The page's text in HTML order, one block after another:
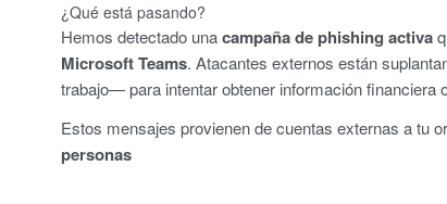
¿Qué está pasando?
Hemos detectado unacampaña de phishing activa
Microsoft Teams. Atacantes externos están
trabajo— para intentar obtener información financiera
Estos mensajes provienen de cuentas externas a tu
personas